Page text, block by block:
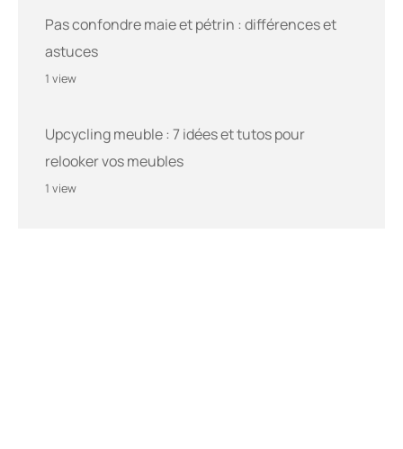
Pas confondre maie et pétrin : différences et
astuces
1 view
Upcycling meuble : 7 idées et tutos pour
relooker vos meubles
1 view